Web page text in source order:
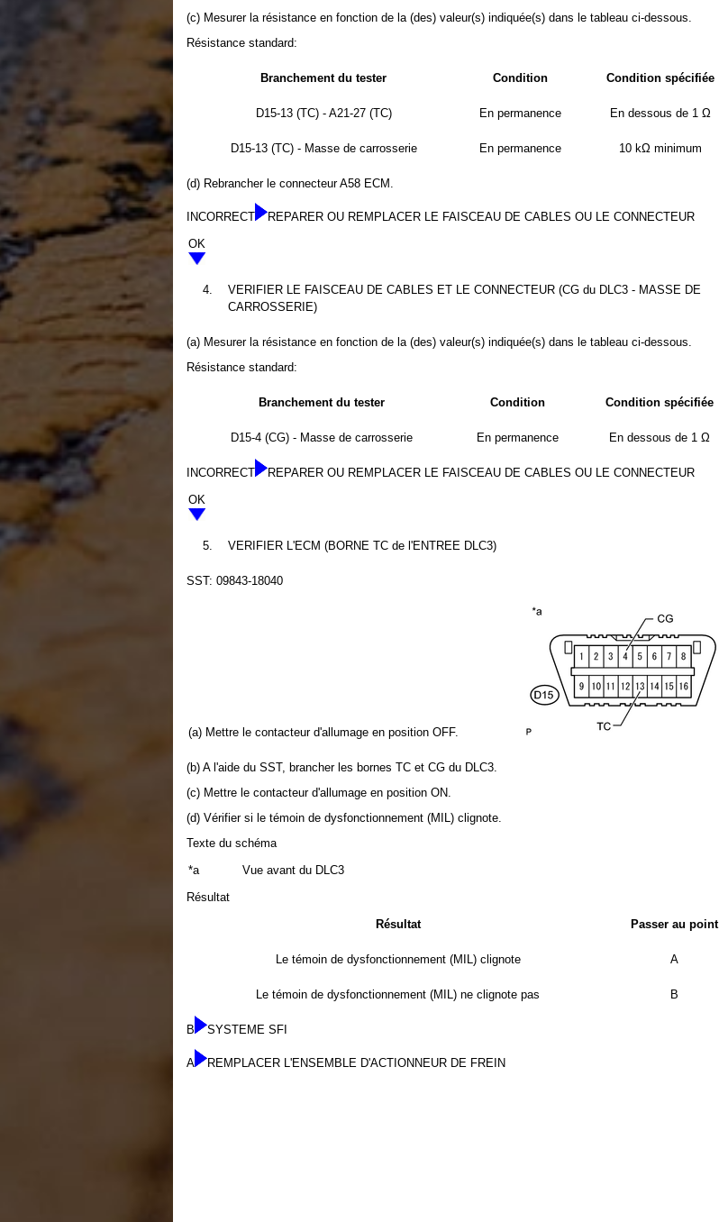
(c) Mesurer la résistance en fonction de la (des) valeur(s) indiquée(s) dans le tableau ci-dessous.
Résistance standard:
Branchement du tester Condition Condition spécifiée
D15-13 (TC) - A21-27 (TC) En permanence En dessous de 1 Ω
D15-13 (TC) - Masse de carrosserie En permanence 10 kΩ minimum
(d) Rebrancher le connecteur A58 ECM.
INCORRECT
REPARER OU REMPLACER LE FAISCEAU DE CABLES OU LE CONNECTEUR
OK
4.
VERIFIER LE FAISCEAU DE CABLES ET LE CONNECTEUR (CG du DLC3 - MASSE DE
CARROSSERIE)
(a) Mesurer la résistance en fonction de la (des) valeur(s) indiquée(s) dans le tableau ci-dessous.
Résistance standard:
Branchement du tester Condition Condition spécifiée
D15-4 (CG) - Masse de carrosserie En permanence En dessous de 1 Ω
INCORRECT
REPARER OU REMPLACER LE FAISCEAU DE CABLES OU LE CONNECTEUR
OK
5. VERIFIER L'ECM (BORNE TC de l'ENTREE DLC3)
SST: 09843-18040
(a) Mettre le contacteur d'allumage en position OFF.
(b) A l'aide du SST, brancher les bornes TC et CG du DLC3.
(c) Mettre le contacteur d'allumage en position ON.
(d) Vérifier si le témoin de dysfonctionnement (MIL) clignote.
Texte du schéma
*a
Vue avant du DLC3
Résultat
Résultat
Passer au point
Le témoin de dysfonctionnement (MIL) clignote A
Le témoin de dysfonctionnement (MIL) ne clignote pas B
B SYSTEME SFI
A REMPLACER L'ENSEMBLE D'ACTIONNEUR DE FREIN